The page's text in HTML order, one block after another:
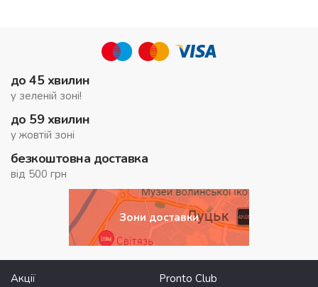
до 45 хвилин
у зеленій зоні!
до 59 хвилин
у жовтій зоні
безкоштовна доставка
від 500 грн
Зони доставки
Акції
Pronto Club